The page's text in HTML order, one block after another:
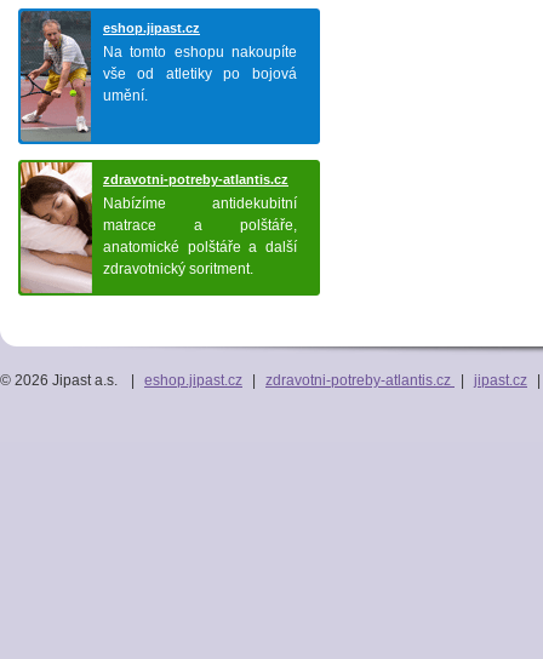
eshop.jipast.cz
Na tomto eshopu nakoupíte
vše od atletiky po bojová
umění.
zdravotni-potreby-atlantis.cz
Nabízíme antidekubitní
matrace a polštáře,
anatomické polštáře a další
zdravotnický soritment.
eshop.jipast.cz zdravotni-potreby-atlantis.cz jipast.cz
© 2026 Jipast a.s.